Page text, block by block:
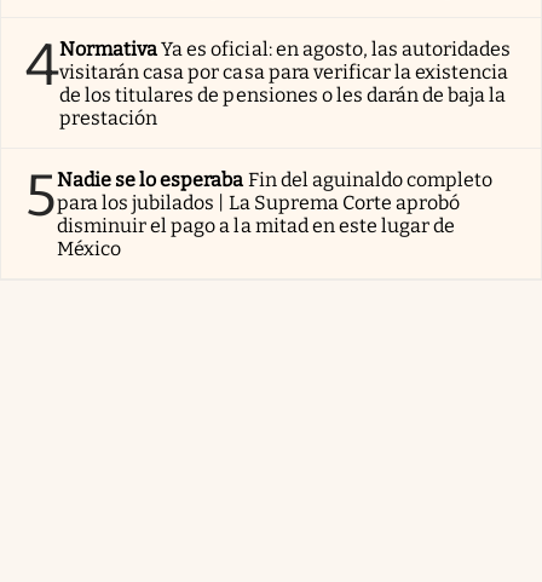
4NormativaYa es oficial: en agosto, las autoridades
visitarán casa por casa para verificar la existencia
de los titulares de pensiones o les darán de baja la
prestación
5Nadie se lo esperaba Fin del aguinaldo completo
para los jubilados | La Suprema Corte aprobó
disminuir el pago a la mitad en este lugar de
México